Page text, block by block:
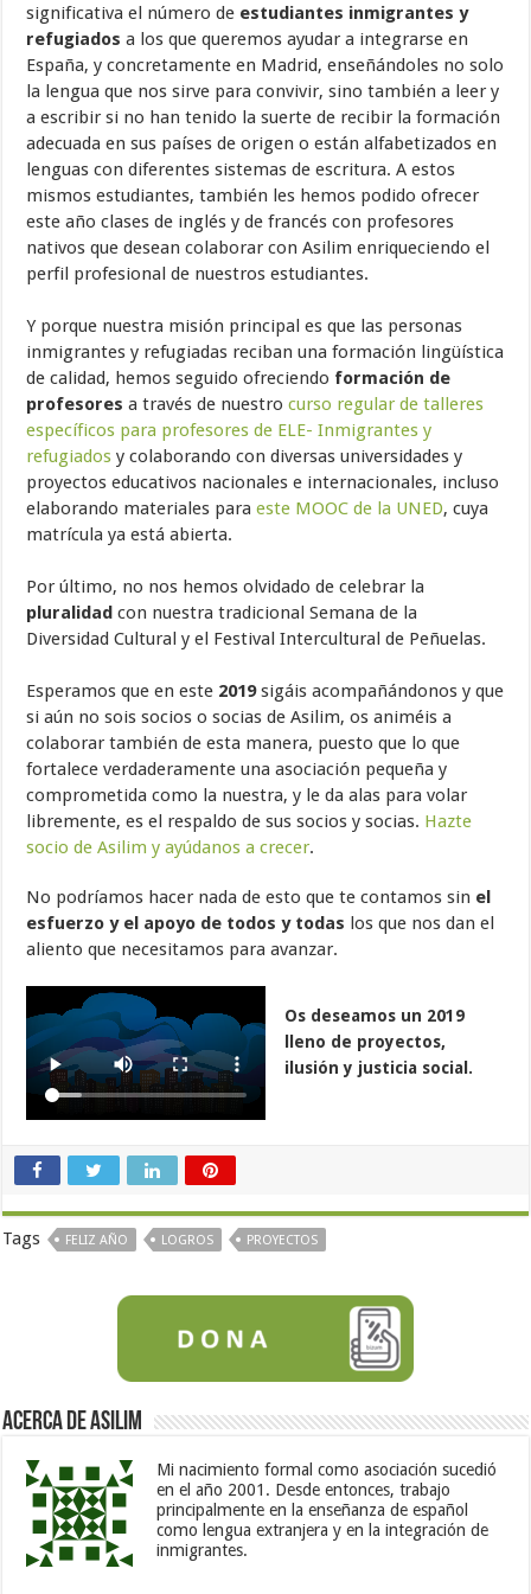
significativa el número de estudiantes inmigrantes y
refugiados a los que queremos ayudar a integrarse en
España, y concretamente en Madrid, enseñándoles no solo
la lengua que nos sirve para convivir, sino también a leer y
a escribir si no han tenido la suerte de recibir la formación
adecuada en sus países de origen o están alfabetizados en
lenguas con diferentes sistemas de escritura. A estos
mismos estudiantes, también les hemos podido ofrecer
este año clases de inglés y de francés con profesores
nativos que desean colaborar con Asilim enriqueciendo el
perfil profesional de nuestros estudiantes.
Y porque nuestra misión principal es que las personas
inmigrantes y refugiadas reciban una formación lingüística
de calidad, hemos seguido ofreciendo formación de
profesores a través de nuestrocurso regular de talleres
específicos para profesores de ELE- Inmigrantes y
refugiadosy colaborando con diversas universidades y
proyectos educativos nacionales e internacionales, incluso
elaborando materiales paraeste MOOC de la UNED, cuya
matrícula ya está abierta.
Por último, no nos hemos olvidado de celebrar la
pluralidadcon nuestra tradicional Semana de la
Diversidad Cultural y el Festival Intercultural de Peñuelas.
Esperamos que en este 2019sigáis acompañándonos y que
si aún no sois socios o socias de Asilim, os animéis a
colaborar también de esta manera, puesto que lo que
fortalece verdaderamente una asociación pequeña y
comprometida como la nuestra, y le da alas para volar
libremente, es el respaldo de sus socios y socias. Hazte
socio de Asilim y ayúdanos a crecer.
No podríamos hacer nada de esto que te contamos sin el
esfuerzo y el apoyo de todos y todas los que nos dan el
aliento que necesitamos para avanzar.
Os deseamos un 2019
lleno de proyectos,
ilusión y justicia social.
Tags FELIZ AÑO LOGROS PROYECTOS
Acerca de Asilim
Mi nacimiento formal como asociación sucedió
en el año 2001. Desde entonces, trabajo
principalmente en la enseñanza de español
como lengua extranjera y en la integración de
inmigrantes.